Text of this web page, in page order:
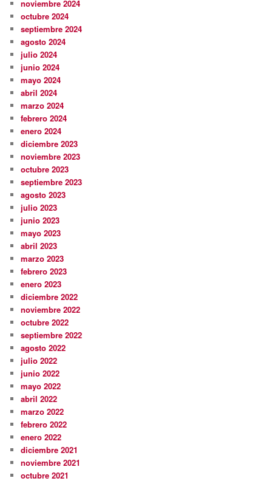
noviembre 2024
octubre 2024
septiembre 2024
agosto 2024
julio 2024
junio 2024
mayo 2024
abril 2024
marzo 2024
febrero 2024
enero 2024
diciembre 2023
noviembre 2023
octubre 2023
septiembre 2023
agosto 2023
julio 2023
junio 2023
mayo 2023
abril 2023
marzo 2023
febrero 2023
enero 2023
diciembre 2022
noviembre 2022
octubre 2022
septiembre 2022
agosto 2022
julio 2022
junio 2022
mayo 2022
abril 2022
marzo 2022
febrero 2022
enero 2022
diciembre 2021
noviembre 2021
octubre 2021